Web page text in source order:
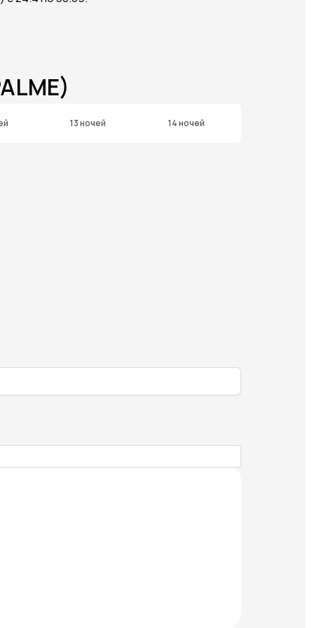
13 ночей 14 ночей